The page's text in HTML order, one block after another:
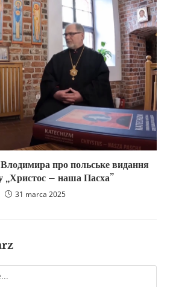
про польське видання
„Христос – наша Пасха”
31 marca 2025